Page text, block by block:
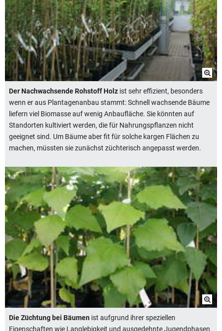
Der Nachwachsende Rohstoff Holz ist sehr effizient, besonders
wenn er aus Plantagenanbau stammt: Schnell wachsende Bäume
liefern viel Biomasse auf wenig Anbaufläche. Sie könnten auf
Standorten kultiviert werden, die für Nahrungspflanzen nicht
geeignet sind. Um Bäume aber fit für solche kargen Flächen zu
machen, müssten sie zunächst züchterisch angepasst werden.
Die Züchtung bei Bäumen ist aufgrund ihrer speziellen
Eigenschaften wie Langlebigkeit und ausgedehnte Jugendphasen